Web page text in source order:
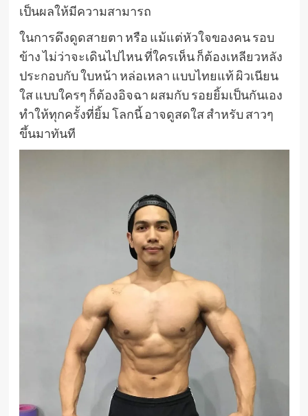
เป็นผลให้มีความสามารถ
ในการดึงดูดสายตา หรือ แม้แต่หัวใจของคน รอบ
ข้าง ไม่ว่าจะเดินไปไหน ที่ใครเห็น ก็ต้องเหลียวหลัง
ประกอบกับ ใบหน้า หล่อเหลา แบบไทยแท้ ผิวเนียน
ใส แบบใครๆ ก็ต้องอิจฉา ผสมกับ รอยยิ้มเป็นกันเอง
ทำให้ทุกครั้งที่ยิ้ม โลกนี้ อาจดูสดใส สำหรับ สาวๆ
ขึ้นมาทันที